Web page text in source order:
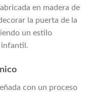
en madera de
la puerta de la
un estilo
infantil.
con un proceso